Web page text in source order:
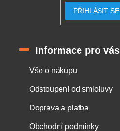
PŘIHLÁSIT SE
Informace pro vás
Vše o nákupu
Odstoupení od smloiuvy
Doprava a platba
Obchodní podmínky